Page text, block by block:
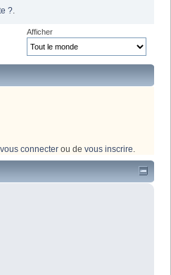
?.
Afficher
vous connecter ou de vous inscrire